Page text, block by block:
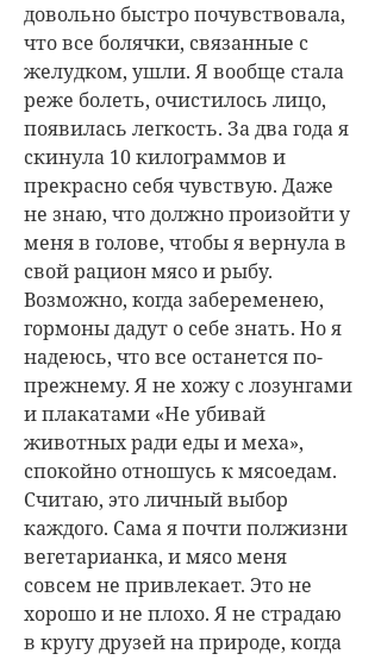
довольно быстро почувствовала,
что все болячки, связанные с
желудком, ушли. Я вообще стала
реже болеть, очистилось лицо,
появилась легкость. За два года я
скинула 10 килограммов и
прекрасно себя чувствую. Даже
не знаю, что должно произойти у
меня в голове, чтобы я вернула в
свой рацион мясо и рыбу.
Возможно, когда забеременею,
гормоны дадут о себе знать. Но я
надеюсь, что все останется по-
прежнему. Я не хожу с лозунгами
и плакатами «Не убивай
животных ради еды и меха»,
спокойно отношусь к мясоедам.
Считаю, это личный выбор
каждого. Сама я почти полжизни
вегетарианка, и мясо меня
совсем не привлекает. Это не
хорошо и не плохо. Я не страдаю
в кругу друзей на природе, когда